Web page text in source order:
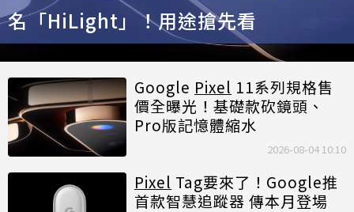
名「HiLight」！用途搶先看
Google Pixel 11系列規格售
價全曝光！基礎款砍鏡頭、
Pro版記憶體縮水
2026-08-04 10:10
Pixel Tag要來了！Google推
首款智慧追蹤器 傳本月登場